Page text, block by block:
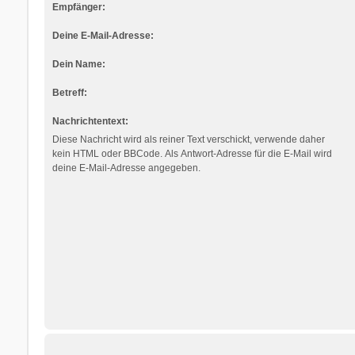
Empfänger:
Deine E-Mail-Adresse:
Dein Name:
Betreff:
Nachrichtentext:
Diese Nachricht wird als reiner Text verschickt, verwende daher
kein HTML oder BBCode. Als Antwort-Adresse für die E-Mail wird
deine E-Mail-Adresse angegeben.